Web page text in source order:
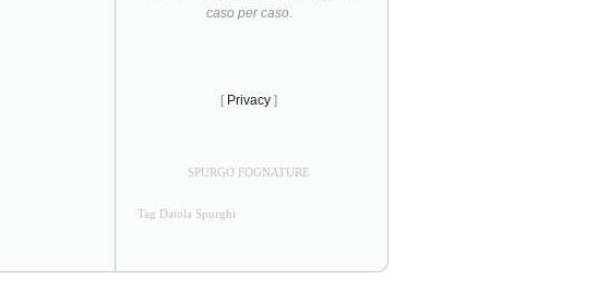
caso per caso.
[ Privacy ]
SPURGO FOGNATURE
Tag Datola Spurghi